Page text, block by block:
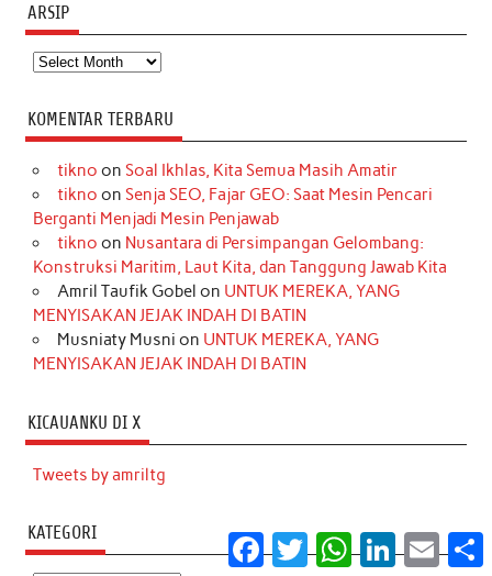
ARSIP
Arsip
KOMENTAR TERBARU
tikno on Soal Ikhlas, Kita Semua Masih Amatir
tikno on Senja SEO, Fajar GEO: Saat Mesin Pencari
Berganti Menjadi Mesin Penjawab
tikno on Nusantara di Persimpangan Gelombang:
Konstruksi Maritim, Laut Kita, dan Tanggung Jawab Kita
Amril Taufik Gobel on UNTUK MEREKA, YANG
MENYISAKAN JEJAK INDAH DI BATIN
Musniaty Musni on UNTUK MEREKA, YANG
MENYISAKAN JEJAK INDAH DI BATIN
KICAUANKU DI X
Tweets by amriltg
KATEGORI Facebook
Twitter WhatsApp
LinkedInEmail